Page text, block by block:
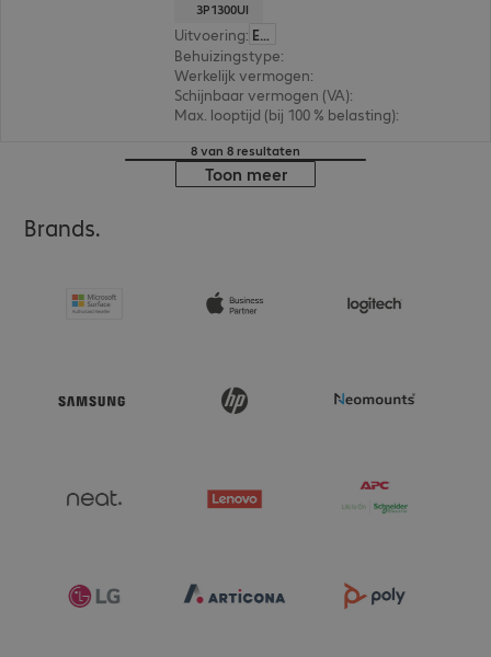
3P1300UI
Uitvoering: Europa
Behuizingstype:
Werkelijk vermogen:
Schijnbaar vermogen (VA):
Max. looptijd (bij 100 % belasting):
8 van 8 resultaten
Toon meer
Brands.